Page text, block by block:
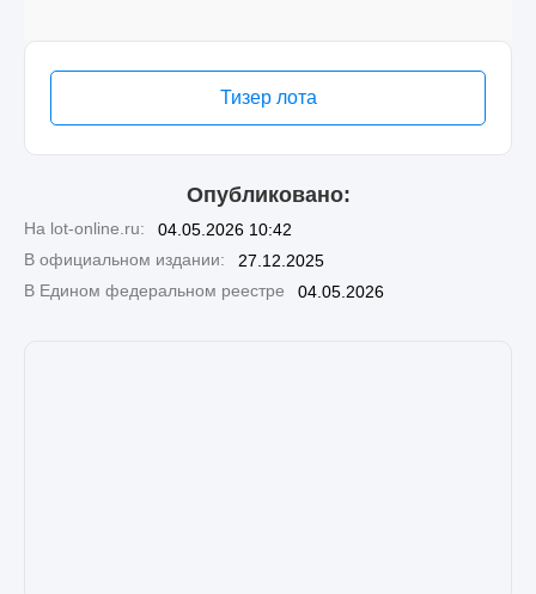
Тизер лота
Опубликовано:
На lot-online.ru:
04.05.2026 10:42
В официальном издании:
27.12.2025
В Едином федеральном реестре
04.05.2026